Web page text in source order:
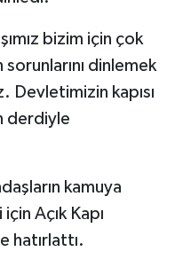
bizim için çok
dinlemek
Devletimizin kapısı
derdiyle
kamuya
Açık Kapı
hatırlattı.